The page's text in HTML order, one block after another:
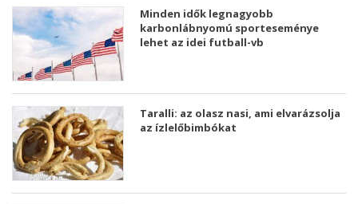
Minden idők legnagyobb
karbonlábnyomú sporteseménye
lehet az idei futball-vb
Taralli: az olasz nasi, ami elvarázsolja
az ízlelőbimbókat